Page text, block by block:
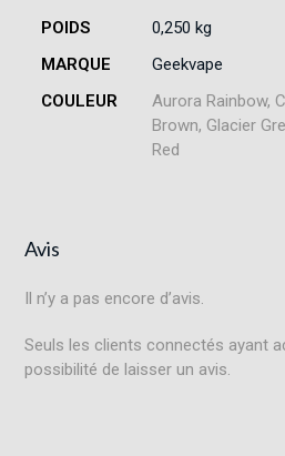
POIDS
0,250 kg
MARQUE
Geekvape
COULEUR
Aurora Rainbow,
Brown, Glacier
Red
Avis
Il n’y a pas encore d’avis.
Seuls les clients connectés ayant
possibilité de laisser un avis.